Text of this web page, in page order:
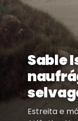
Sable
Estreita e